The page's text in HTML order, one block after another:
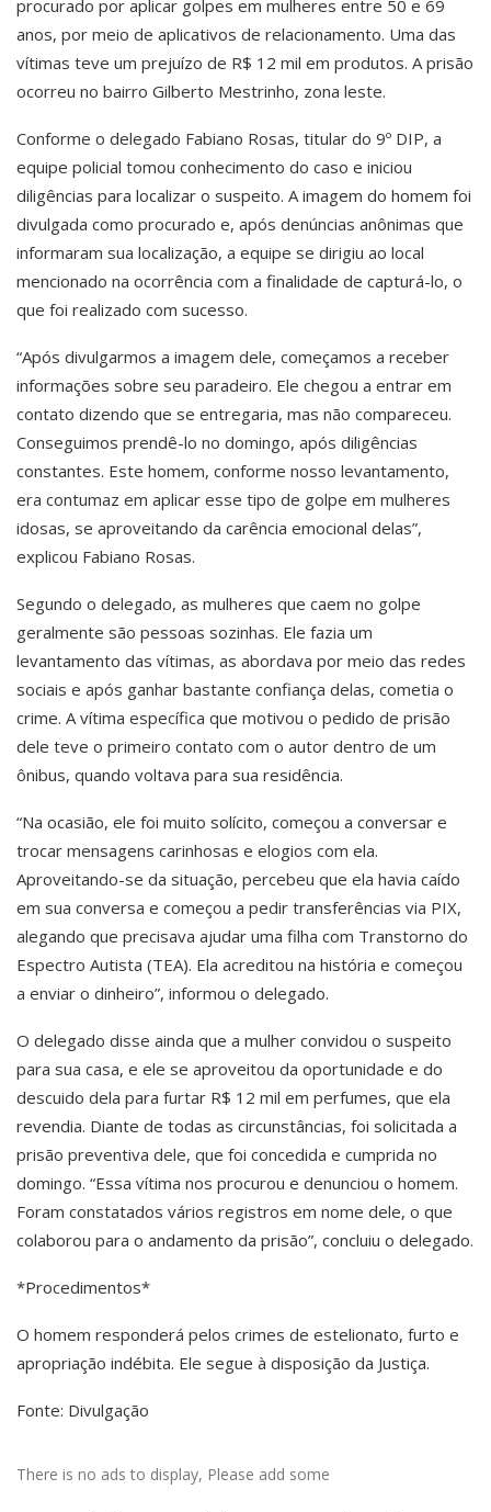
procurado por aplicar golpes em mulheres entre 50 e 69
anos, por meio de aplicativos de relacionamento. Uma das
vítimas teve um prejuízo de R$ 12 mil em produtos. A prisão
ocorreu no bairro Gilberto Mestrinho, zona leste.
Conforme o delegado Fabiano Rosas, titular do 9º DIP, a
equipe policial tomou conhecimento do caso e iniciou
diligências para localizar o suspeito. A imagem do homem foi
divulgada como procurado e, após denúncias anônimas que
informaram sua localização, a equipe se dirigiu ao local
mencionado na ocorrência com a finalidade de capturá-lo, o
que foi realizado com sucesso.
“Após divulgarmos a imagem dele, começamos a receber
informações sobre seu paradeiro. Ele chegou a entrar em
contato dizendo que se entregaria, mas não compareceu.
Conseguimos prendê-lo no domingo, após diligências
constantes. Este homem, conforme nosso levantamento,
era contumaz em aplicar esse tipo de golpe em mulheres
idosas, se aproveitando da carência emocional delas”,
explicou Fabiano Rosas.
Segundo o delegado, as mulheres que caem no golpe
geralmente são pessoas sozinhas. Ele fazia um
levantamento das vítimas, as abordava por meio das redes
sociais e após ganhar bastante confiança delas, cometia o
crime. A vítima específica que motivou o pedido de prisão
dele teve o primeiro contato com o autor dentro de um
ônibus, quando voltava para sua residência.
“Na ocasião, ele foi muito solícito, começou a conversar e
trocar mensagens carinhosas e elogios com ela.
Aproveitando-se da situação, percebeu que ela havia caído
em sua conversa e começou a pedir transferências via PIX,
alegando que precisava ajudar uma filha com Transtorno do
Espectro Autista (TEA). Ela acreditou na história e começou
a enviar o dinheiro”, informou o delegado.
O delegado disse ainda que a mulher convidou o suspeito
para sua casa, e ele se aproveitou da oportunidade e do
descuido dela para furtar R$ 12 mil em perfumes, que ela
revendia. Diante de todas as circunstâncias, foi solicitada a
prisão preventiva dele, que foi concedida e cumprida no
domingo. “Essa vítima nos procurou e denunciou o homem.
Foram constatados vários registros em nome dele, o que
colaborou para o andamento da prisão”, concluiu o delegado.
*Procedimentos*
O homem responderá pelos crimes de estelionato, furto e
apropriação indébita. Ele segue à disposição da Justiça.
Fonte: Divulgação
There is no ads to display, Please add some